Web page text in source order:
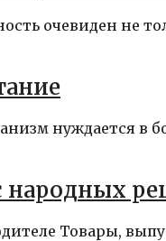
очевиден не
нуждается
Товары,